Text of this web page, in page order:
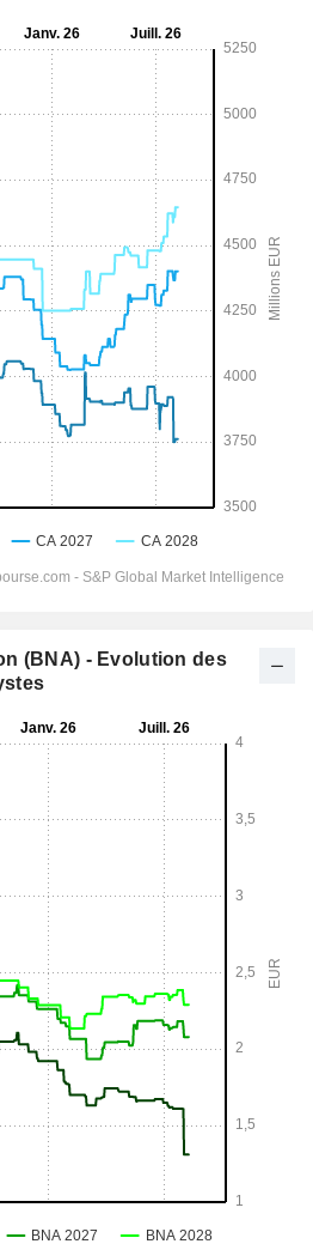
(BNA) - Evolution des